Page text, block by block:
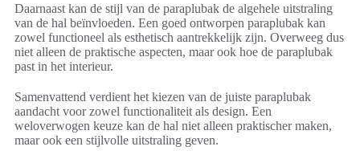
Daarnaast kan de stijl van de paraplubak de algehele uitstraling
van de hal beïnvloeden. Een goed ontworpen paraplubak kan
zowel functioneel als esthetisch aantrekkelijk zijn. Overweeg dus
niet alleen de praktische aspecten, maar ook hoe de paraplubak
past in het interieur.
Samenvattend verdient het kiezen van de juiste paraplubak
aandacht voor zowel functionaliteit als design. Een
weloverwogen keuze kan de hal niet alleen praktischer maken,
maar ook een stijlvolle uitstraling geven.